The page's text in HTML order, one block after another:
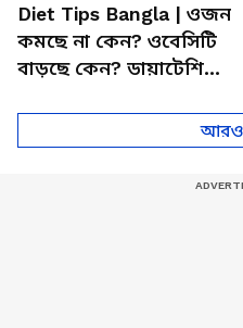
Diet Tips Bangla | ওজন
কমছে না কেন? ওবেসিটি
বাড়ছে কেন? ডায়াটেশিয়ান